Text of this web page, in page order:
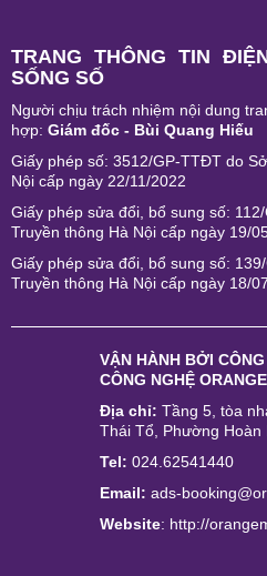
TRANG THÔNG TIN
SỐNG SỐ
Người chịu trách nhiệm nội dung
hợp: Giám đốc - Bùi Quang Hiếu
Giấy phép số: 3512/GP-TTĐT do
Nội cấp ngày 22/11/2022
Giấy phép sửa đổi, bổ sung số:
Truyền thông Hà Nội cấp ngày 19/
Giấy phép sửa đổi, bổ sung số:
Truyền thông Hà Nội cấp ngày 18/
VẬN HÀNH BỞI
CÔNG NGHỆ ORANGE
Địa chỉ: Tầng 5, tòa
Thái Tổ, Phường Hoàn
Tel: 024.62541440
Email: ads-
Website: http://